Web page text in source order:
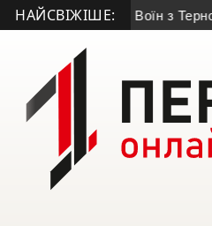
НАЙСВІЖІШЕ:
гривень • Воїн з